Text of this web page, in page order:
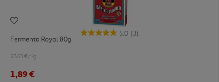
5.0 (3)
Fermento Royal 80g
23.63 €/Kg
1,89 €